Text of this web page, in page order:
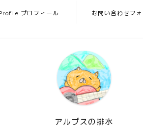
プロフィール お問い合わせフ
アルプスの排水